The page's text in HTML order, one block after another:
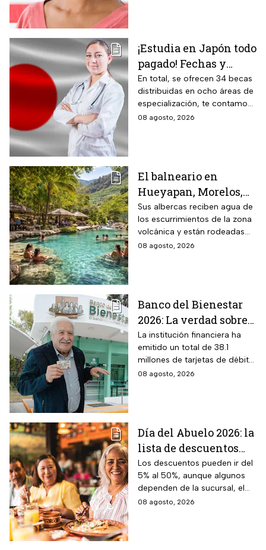
¡Estudia en Japón todo
pagado! Fechas y
requisitos de la
convocatoria para
becas de estancias en
2026
En total, se ofrecen 34 becas
distribuidas en ocho áreas de
especialización, te contamos
todos los detalles.
08 agosto, 2026
El balneario en
Hueyapan, Morelos,
que combina albercas
cristalinas con la
naturaleza del volcán
Popocatépetl y cuesta
Sus albercas reciben agua de
los escurrimientos de la zona
volcánica y están rodeadas
de vegetación, áreas verdes y
08 agosto, 2026
Banco del Bienestar
2026: La verdad sobre
entrar a Buró de
Crédito por tenerla
La institución financiera ha
emitido un total de 38.1
millones de tarjetas de débito
para la dispersión de los
08 agosto, 2026
Día del Abuelo 2026: la
lista de descuentos
con tu credencial
INAPAM en
restaurantes,
transporte y tiendas
Los descuentos pueden ir del
5% al 50%, aunque algunos
dependen de la sucursal, el
servicio y los lugares
08 agosto, 2026